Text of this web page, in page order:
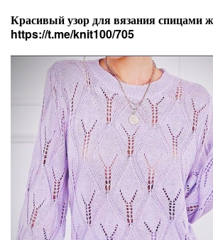
Красивый узор для вязания спицами
https://t.me/knit100/705